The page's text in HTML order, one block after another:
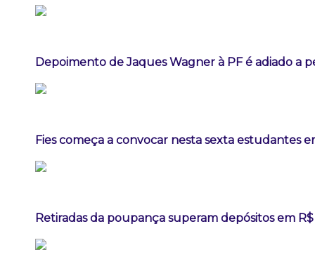
Depoimento de Jaques Wagner à PF é adiado a
Fies começa a convocar nesta sexta estudantes
Retiradas da poupança superam depósitos em